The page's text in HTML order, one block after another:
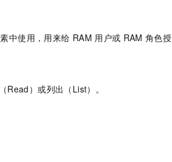
中使用，用来给 RAM 用户或 RAM 角色授
）或列出（List）。